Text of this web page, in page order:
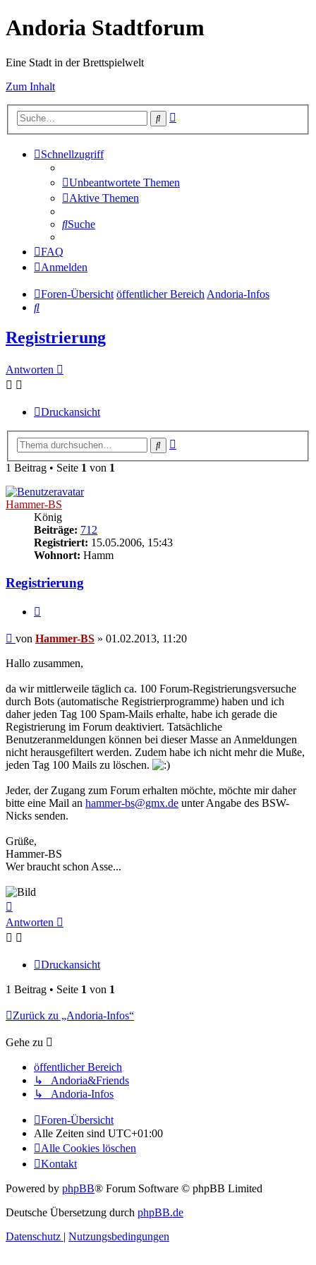
Andoria Stadtforum
Eine Stadt in der Brettspielwelt
Zum Inhalt
Suche
Schnellzugriff
Unbeantwortete Themen
Aktive Themen
Suche
FAQ
Anmelden
Foren-Übersicht öffentlicher BereichAndoria-Infos
Suche
Registrierung
Antworten
Druckansicht
Suche
1 Beitrag • Seite 1 von 1
Hammer-BS
König
Beiträge: 712
Registriert: 15.05.2006, 15:43
Wohnort: Hamm
Registrierung
Beitrag
von Hammer-BS » 01.02.2013, 11:20
Hallo zusammen,
da wir mittlerweile täglich ca. 100 Forum-Registrierungsversuche
durch Bots (automatische Registrierprogramme) haben und ich
daher jeden Tag 100 Spam-Mails erhalte, habe ich gerade die
Registrierung im Forum deaktiviert. Tatsächliche
Benutzeranmeldungen können bei dieser Masse an Anmeldungen
nicht herausgefiltert werden. Zudem habe ich nicht mehr die Muße,
jeden Tag 100 Mails zu löschen.
Jeder, der Zugang zum Forum erhalten möchte, möchte mir daher
bitte eine Mail an hammer-bs@gmx.de unter Angabe des BSW-
Nicks senden.
Grüße,
Hammer-BS
Wer braucht schon Asse...
oben
Antworten
Druckansicht
1 Beitrag • Seite 1 von 1
Zurück zu „Andoria-Infos“
Gehe zu
öffentlicher Bereich
↳ Andoria&Friends
↳ Andoria-Infos
Foren-Übersicht
Alle Zeiten sind UTC+01:00
Alle Cookies löschen
Kontakt
Powered by phpBB® Forum Software © phpBB Limited
Deutsche Übersetzung durch phpBB.de
Datenschutz | Nutzungsbedingungen